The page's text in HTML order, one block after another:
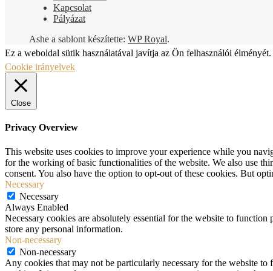
Kapcsolat
Pályázat
Ashe a sablont készítette: WP Royal.
Ez a weboldal sütik használatával javítja az Ön felhasználói
Cookie irányelvek
Close
Privacy Overview
This website uses cookies to improve your experience while you
for the working of basic functionalities of the website. We also use
consent. You also have the option to opt-out of these cookies. But
Necessary
Necessary
Always Enabled
Necessary cookies are absolutely essential for the website to
store any personal information.
Non-necessary
Non-necessary
Any cookies that may not be particularly necessary for the website to